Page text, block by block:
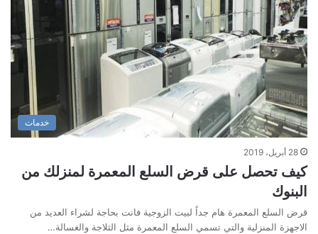
خدمات
28 أبريل، 2019
كيف تحصل على قرض السلع المعمرة لمنزلك من
البنوك
قرض السلع المعمرة هام جداً لبيت الزوجية فانت بحاجة لشراء العديد من
الاجهزة المنزلية والتي تسمي السلع المعمرة مثل الثلاجة والغسالة…